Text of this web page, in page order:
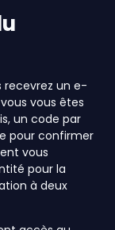
recevrez un e-
vous êtes
un code par
pour confirmer
vous
pour la
à deux